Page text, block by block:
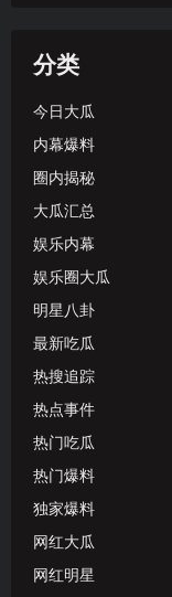
分类
今日大瓜
内幕爆料
圈内揭秘
大瓜汇总
娱乐内幕
娱乐圈大瓜
明星八卦
最新吃瓜
热搜追踪
热点事件
热门吃瓜
热门爆料
独家爆料
网红大瓜
网红明星